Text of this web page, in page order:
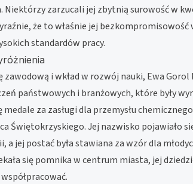
Niektórzy zarzucali jej zbytnią surowość w
że to właśnie jej
standardów pracy.
zawodową i wkład w rozwój nauki, Ewa
państwowych i branżowych, które były
medale za zasługi dla przemysłu
Świętokrzyskiego. Jej nazwisko pojawiało
a jej postać była stawiana za wzór dla
się pomnika w centrum miasta, jej